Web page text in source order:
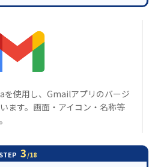
使用し、Gmailアプリのバージ
ます。画面・アイコン・名称等
STEP 3/18